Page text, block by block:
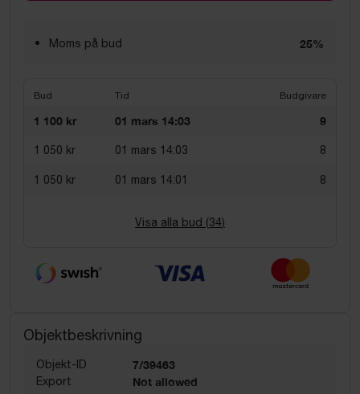
Moms på bud 25%
Bud Tid Budgivare
1 100 kr 01 mars 14:03 9
1 050 kr 01 mars 14:03 8
1 050 kr 01 mars 14:01 8
Visa alla bud (34)
Objektbeskrivning
Objekt-ID 7/39463
Export Not allowed